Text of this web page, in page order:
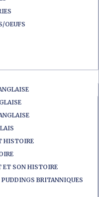
OEUFS
HISTOIRE
ET SON HISTOIRE
BRITANNIQUES